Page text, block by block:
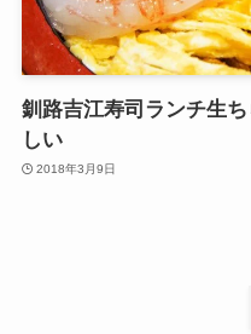
釧路吉江寿司ランチ生
しい
2018年3月9日